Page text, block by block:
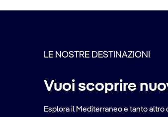
LE NOSTRE DESTINAZIONI
Vuoi scoprire
Esplora il Mediterraneo e tanto altro